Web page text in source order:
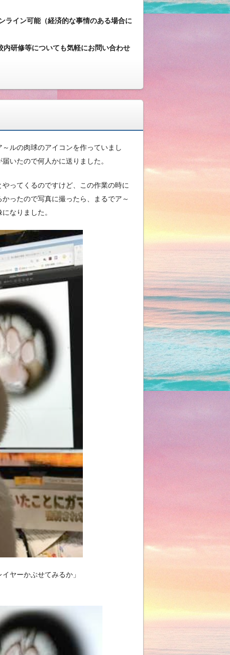
ライン可能（経済的な事情のある場合に
研修等についても気軽にお問い合わせ
ルの肉球のアイコンを作っていまし
いたので何人かに送りました。
ってくるのですけど、この作業の時に
ったので写真に撮ったら、まるでア～
なりました。
ヤーかぶせてみるか」